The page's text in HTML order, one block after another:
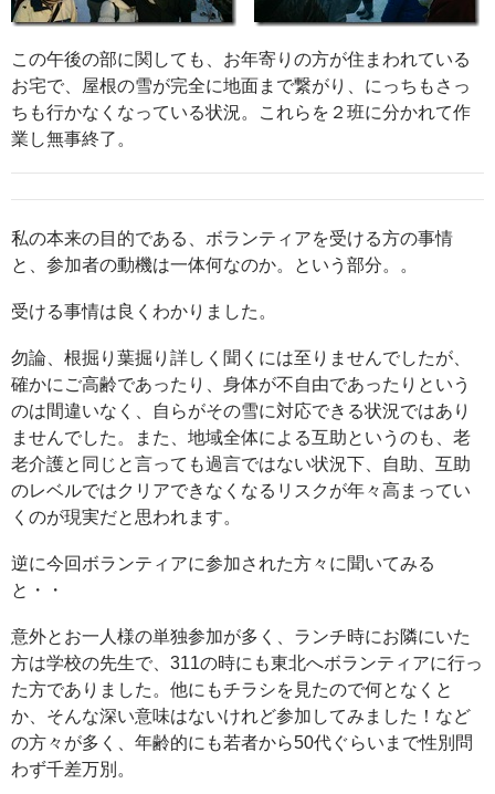
この午後の部に関しても、お年寄りの方が住まわれている
お宅で、屋根の雪が完全に地面まで繋がり、にっちもさっ
ちも行かなくなっている状況。これらを２班に分かれて作
業し無事終了。
私の本来の目的である、ボランティアを受ける方の事情
と、参加者の動機は一体何なのか。という部分。。
受ける事情は良くわかりました。
勿論、根掘り葉掘り詳しく聞くには至りませんでしたが、
確かにご高齢であったり、身体が不自由であったりという
のは間違いなく、自らがその雪に対応できる状況ではあり
ませんでした。また、地域全体による互助というのも、老
老介護と同じと言っても過言ではない状況下、自助、互助
のレベルではクリアできなくなるリスクが年々高まってい
くのが現実だと思われます。
逆に今回ボランティアに参加された方々に聞いてみる
と・・
意外とお一人様の単独参加が多く、ランチ時にお隣にいた
方は学校の先生で、311の時にも東北へボランティアに行っ
た方でありました。他にもチラシを見たので何となくと
か、そんな深い意味はないけれど参加してみました！など
の方々が多く、年齢的にも若者から50代ぐらいまで性別問
わず千差万別。